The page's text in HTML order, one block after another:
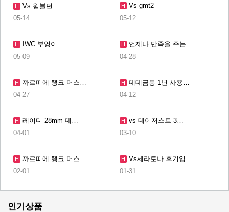
H
Vs 윔블던
05-14
H
Vs gmt2
05-12
H
IWC 부엉이
05-09
H
언제나 만족을 주는…
04-28
H
까르띠에 탱크 머스…
04-27
H
데데금통 1년 사용…
04-12
H
레이디 28mm 데…
04-01
H
vs 데이저스트 3…
03-10
H
까르띠에 탱크 머스…
02-01
H
Vs세라토나 후기입…
01-31
인기상품